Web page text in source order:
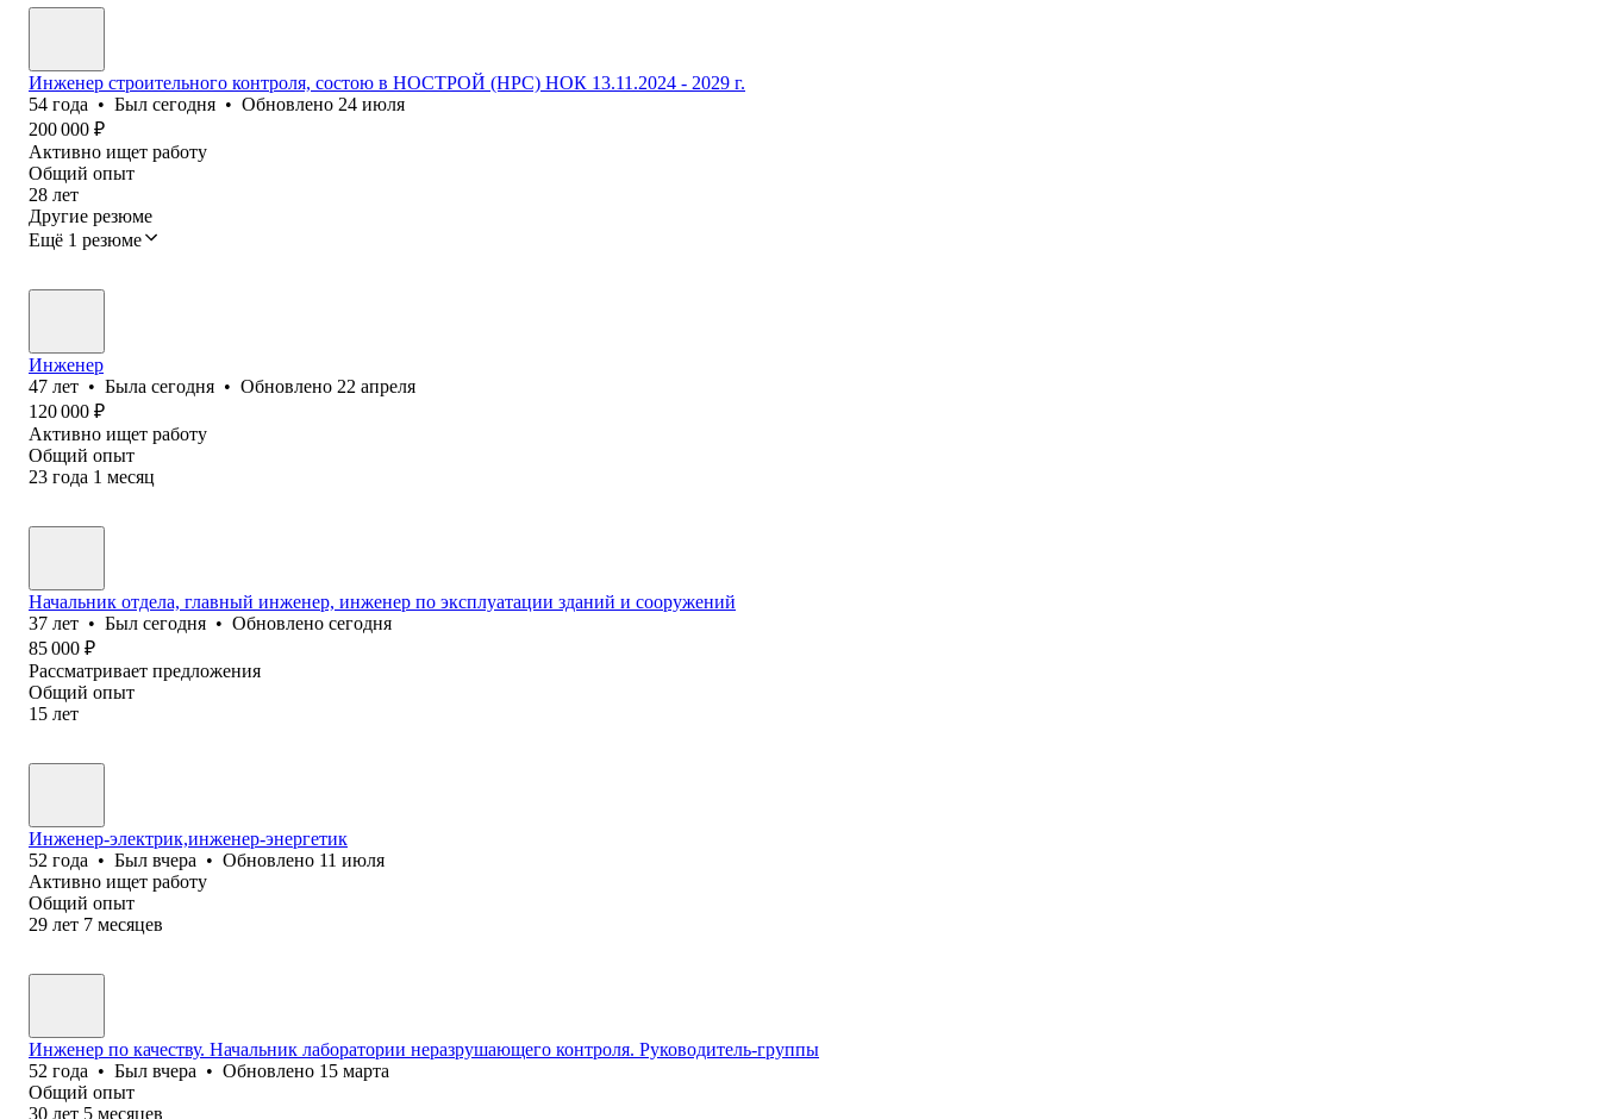
Инженер строительного контроля, состою в НОСТРОЙ (НРС) НОК 13.11.2024 - 2029 г.
54 года • Был сегодня • Обновлено 24 июля
200 000 ₽
Активно ищет работу
Общий опыт
28 лет
Другие резюме
Ещё 1 резюме
Инженер
47 лет • Была сегодня • Обновлено 22 апреля
120 000 ₽
Активно ищет работу
Общий опыт
23 года 1 месяц
Начальник отдела, главный инженер, инженер по эксплуатации зданий и сооружений
37 лет • Был сегодня • Обновлено сегодня
85 000 ₽
Рассматривает предложения
Общий опыт
15 лет
Инженер-электрик,инженер-энергетик
52 года • Был вчера • Обновлено 11 июля
Активно ищет работу
Общий опыт
29 лет 7 месяцев
Инженер по качеству. Начальник лаборатории неразрушающего контроля. Руководитель-группы
52 года • Был вчера • Обновлено 15 марта
Общий опыт
30 лет 5 месяцев